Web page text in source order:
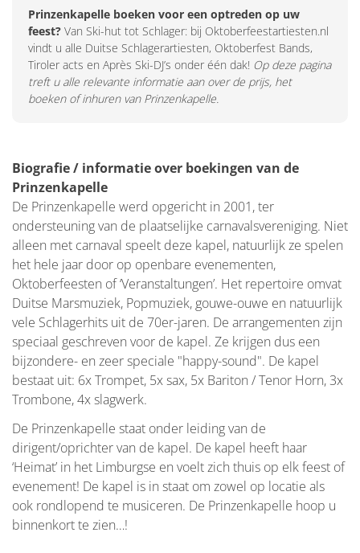
Prinzenkapelle boeken voor een optreden op uw
feest? Van Ski-hut tot Schlager: bij Oktoberfeestartiesten.nl
vindt u alle Duitse Schlagerartiesten, Oktoberfest Bands,
Tiroler acts en Après Ski-DJ’s onder één dak! Op deze pagina
treft u alle relevante informatie aan over de prijs, het
boeken of inhuren van Prinzenkapelle.
Biografie / informatie over boekingen van de
Prinzenkapelle
De Prinzenkapelle werd opgericht in 2001, ter
ondersteuning van de plaatselijke carnavalsvereniging. Niet
alleen met carnaval speelt deze kapel, natuurlijk ze spelen
het hele jaar door op openbare evenementen,
Oktoberfeesten of ‘Veranstaltungen’. Het repertoire omvat
Duitse Marsmuziek, Popmuziek, gouwe-ouwe en natuurlijk
vele Schlagerhits uit de 70er-jaren. De arrangementen zijn
speciaal geschreven voor de kapel. Ze krijgen dus een
bijzondere- en zeer speciale "happy-sound". De kapel
bestaat uit: 6x Trompet, 5x sax, 5x Bariton / Tenor Horn, 3x
Trombone, 4x slagwerk.
De Prinzenkapelle staat onder leiding van de
dirigent/oprichter van de kapel. De kapel heeft haar
‘Heimat’ in het Limburgse en voelt zich thuis op elk feest of
evenement! De kapel is in staat om zowel op locatie als
ook rondlopend te musiceren. De Prinzenkapelle hoop u
binnenkort te zien…!